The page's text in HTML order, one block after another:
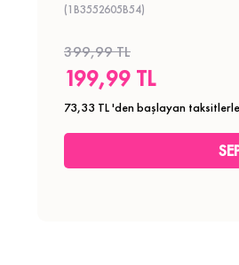
(1B3552605B54)
399,99 TL
199,99 TL
73,33 TL'den başlayan taksitlerle